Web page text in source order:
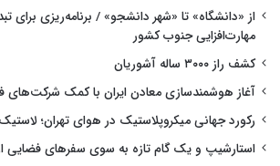
از «دانشگاه» تا «شهر دانشجو» / برنامه‌ریزی
مهارت‌افزایی جنوب کشور
کشف راز ۳۰۰۰ ساله آشوریان
آغاز هوشمندسازی معادن ایران با کمک شرکت‌های
رکورد جهانی میکروپلاستیک در هوای تهران؛
استارشیپ و یک گام تازه به سوی سفرهای فضایی